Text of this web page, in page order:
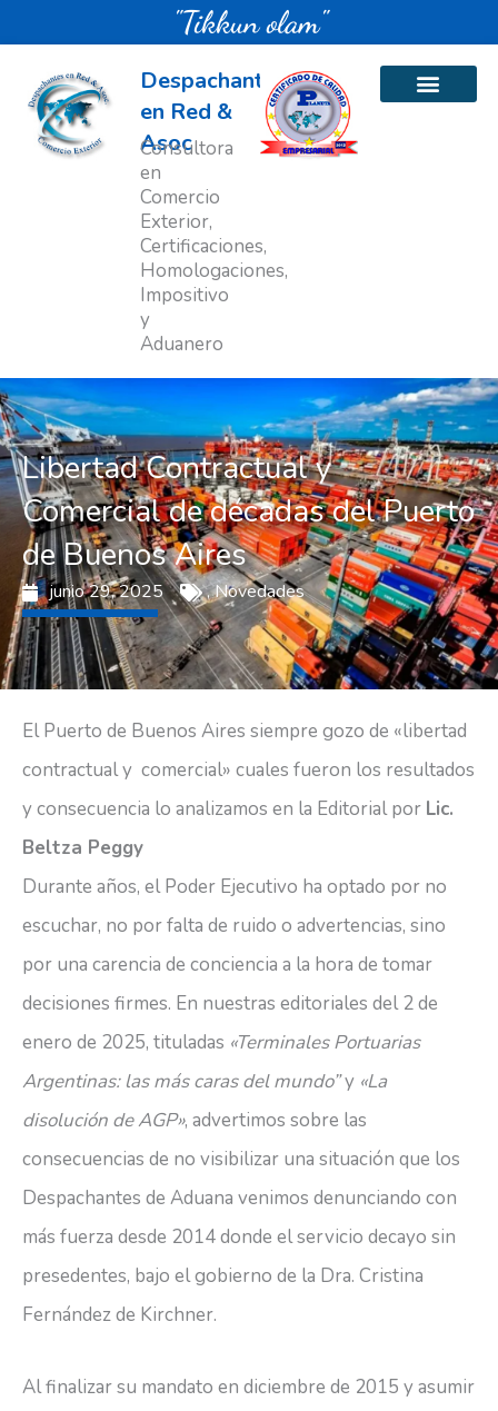
al
contenido
"Tikkun olam"
Despachantes
en Red &
Asoc
Consultora
en
Comercio
Exterior,
Certificaciones,
Homologaciones,
Impositivo
y
Aduanero
Libertad Contractual y
Comercial de décadas del Puerto
de Buenos Aires
junio 29, 2025 ,Novedades
El Puerto de Buenos Aires siempre gozo de «libertad
contractual y comercial» cuales fueron los resultados
y consecuencia lo analizamos en la Editorial por Lic.
Beltza Peggy
Durante años, el Poder Ejecutivo ha optado por no
escuchar, no por falta de ruido o advertencias, sino
por una carencia de conciencia a la hora de tomar
decisiones firmes. En nuestras editoriales del 2 de
enero de 2025, tituladas «Terminales Portuarias
Argentinas: las más caras del mundo”y «La
disolución de AGP», advertimos sobre las
consecuencias de no visibilizar una situación que los
Despachantes de Aduana venimos denunciando con
más fuerza desde 2014 donde el servicio decayo sin
presedentes, bajo el gobierno de la Dra. Cristina
Fernández de Kirchner.
Al finalizar su mandato en diciembre de 2015 y asumir